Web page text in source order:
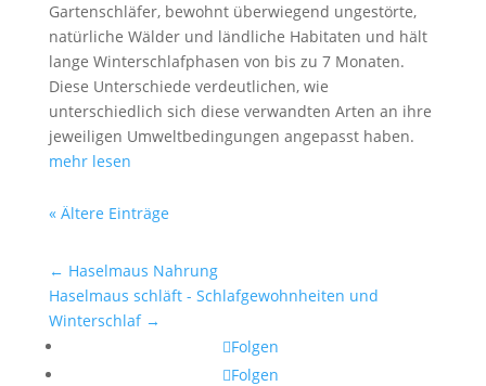
Gartenschläfer, bewohnt überwiegend ungestörte,
natürliche Wälder und ländliche Habitaten und hält
lange Winterschlafphasen von bis zu 7 Monaten.
Diese Unterschiede verdeutlichen, wie
unterschiedlich sich diese verwandten Arten an ihre
jeweiligen Umweltbedingungen angepasst haben.
mehr lesen
« Ältere Einträge
← Haselmaus Nahrung
Haselmaus schläft - Schlafgewohnheiten und
Winterschlaf→
Folgen
Folgen